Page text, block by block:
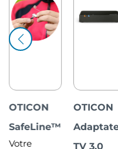
OTICON
SafeLine™
Votre
OTICON
TV 3.0